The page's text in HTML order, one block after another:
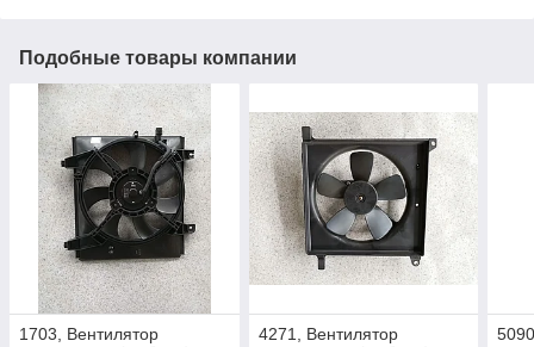
Подобные товары компании
1703, Вентилятор
4271, Вентилятор